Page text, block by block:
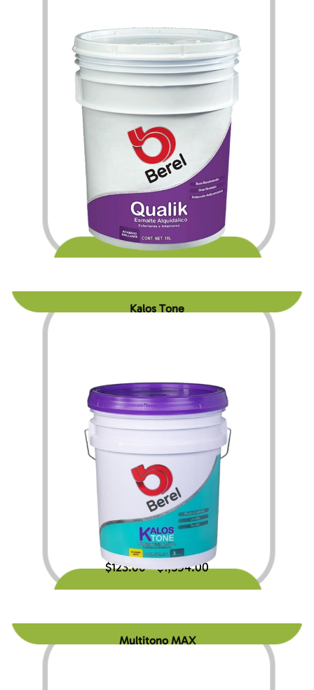
$205.80–$3,451.56
Kalos Tone
$123.00–$1,594.00
Multitono MAX